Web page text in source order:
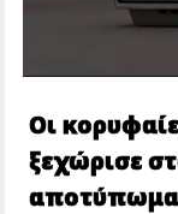
Οι
ξεχώρισε
αποτύπωμα